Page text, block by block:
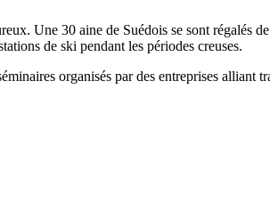
Une 30 aine de Suédois se sont régalés
de ski pendant les périodes creuses.
organisés par des entreprises alliant